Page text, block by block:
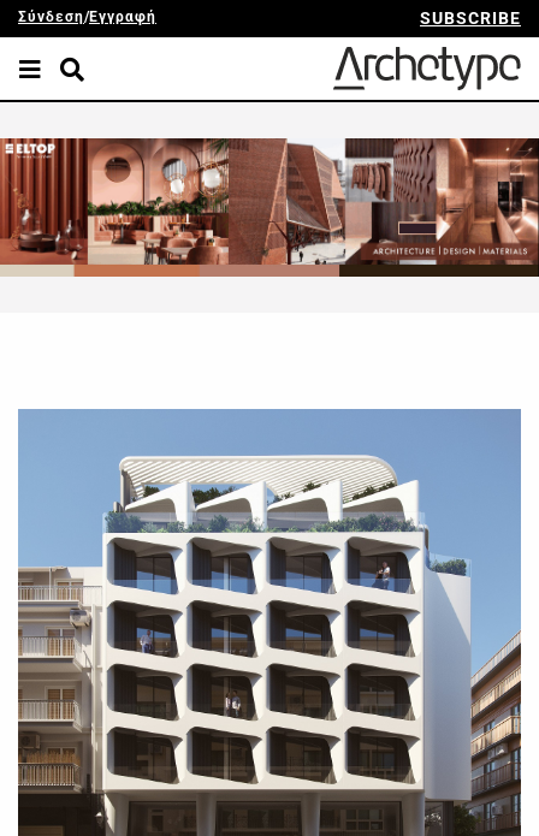
Σύνδεση/Εγγραφή SUBSCRIBE